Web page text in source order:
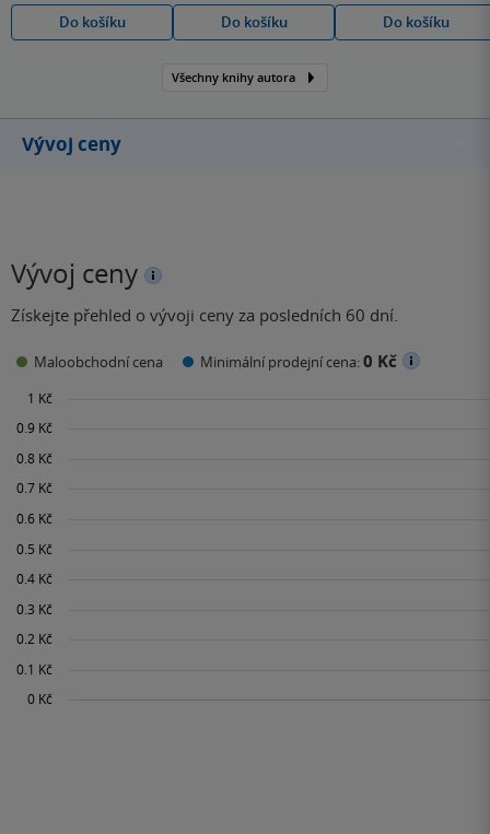
Do košíku
Do košíku
Do košíku
Všechny knihy autora
Vývoj ceny
Vývoj ceny
Získejte přehled o vývoji ceny za posledních 60 dní.
Maloobchodní cena Minimální prodejní cena:0 Kč